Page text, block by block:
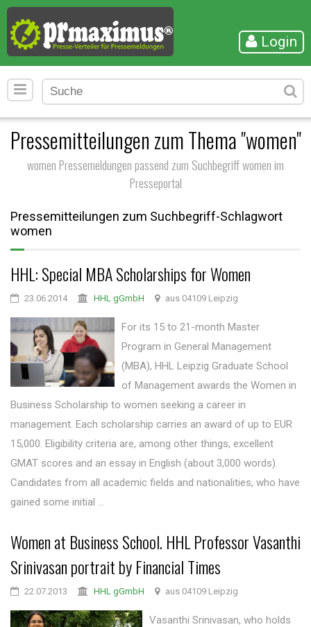
Login
Pressemitteilungen zum Thema "women"
women Pressemeldungen passend zum Suchbegriff women im
Presseportal
Pressemitteilungen zum Suchbegriff-Schlagwort
women
HHL: Special MBA Scholarships for Women
23.06.2014 HHL gGmbH aus 04109 Leipzig
For its 15 to 21-month Master
Program in General Management
(MBA), HHL Leipzig Graduate School
of Management awards the Women in
Business Scholarship to women seeking a career in
management. Each scholarship carries an award of up to EUR
15,000. Eligibility criteria are, among other things, excellent
GMAT scores and an essay in English (about 3,000 words).
Candidates from all academic fields and nationalities, who have
gained some initial ...
Women at Business School. HHL Professor Vasanthi
Srinivasan portrait by Financial Times
22.07.2013 HHL gGmbH aus 04109 Leipzig
Vasanthi Srinivasan, who holds